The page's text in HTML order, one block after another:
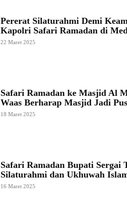
Pererat Silaturahmi Demi
Kapolri Safari Ramadan di
22 Maret 2025
Safari Ramadan ke Masjid Al
Waas Berharap Masjid Jadi
18 Maret 2025
Safari Ramadan Bupati Sergai
Silaturahmi dan Ukhuwah
16 Maret 2025